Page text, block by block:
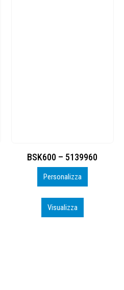
DTF
Personalizza
Visualizza